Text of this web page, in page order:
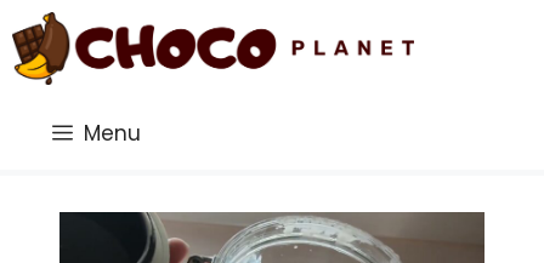
Saltar
al
contenido
Menu